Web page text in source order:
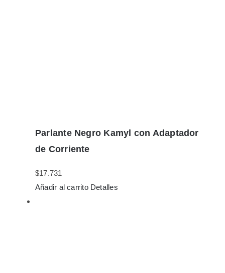
Parlante Negro Kamyl con Adaptador
de Corriente
$17.731
Añadir al carrito Detalles